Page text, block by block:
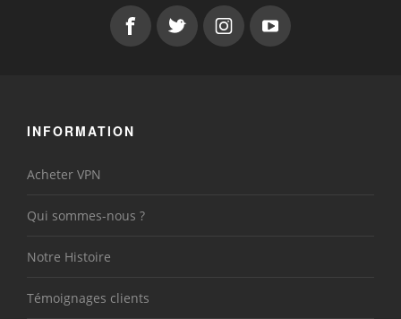
INFORMATION
Acheter VPN
Qui sommes-nous ?
Notre Histoire
Témoignages clients